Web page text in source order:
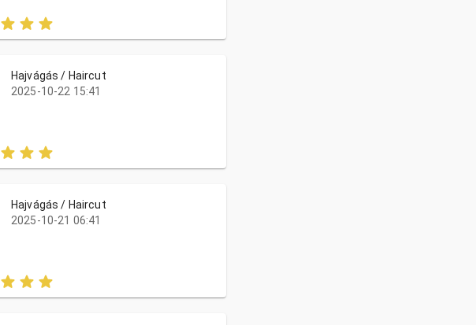
Hajvágás / Haircut
2025-10-22 15:41
Hajvágás / Haircut
2025-10-21 06:41